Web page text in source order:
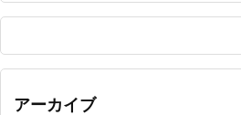
アーカイブ